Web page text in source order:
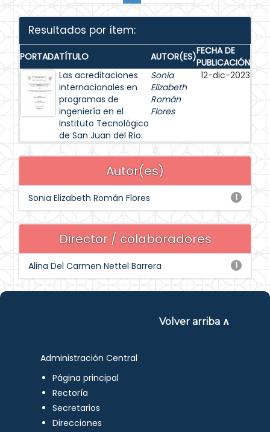
Resultados por ítem:
PORTADATÍTULO AUTOR(ES)FECHA DE
PUBLICACIÓN
Las acreditaciones
internacionales en
programas de
ingeniería en el
Instituto Tecnológico
de San Juan del Río.
Sonia
Elizabeth
Román
Flores
12-dic-2023
Autor(es)
1
Sonia Elizabeth Román Flores
Director / colaboradores
1
Alina Del Carmen Nettel Barrera
Volver arriba ∧
Administración Central
Página principal
Rectoría
Secretarios
Direcciones